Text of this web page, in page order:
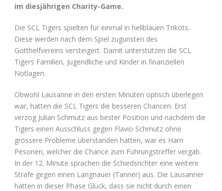
im diesjährigen Charity-Game.
Die SCL Tigers spielten für einmal in hellblauen Trikots.
Diese werden nach dem Spiel zugunsten des
Gotthelfvereins versteigert. Damit unterstützen die SCL
Tigers Familien, Jugendliche und Kinder in finanziellen
Notlagen.
Obwohl Lausanne in den ersten Minuten optisch überlegen
war, hatten die SCL Tigers die besseren Chancen. Erst
verzog Julian Schmutz aus bester Position und nachdem die
Tigers einen Ausschluss gegen Flavio Schmutz ohne
grössere Probleme überstanden hatten, war es Harri
Pesonen, welcher die Chance zum Führungstreffer vergab.
In der 12. Minute sprachen die Schiedsrichter eine weitere
Strafe gegen einen Langnauer (Tanner) aus. Die Lausanner
hatten in dieser Phase Glück, dass sie nicht durch einen